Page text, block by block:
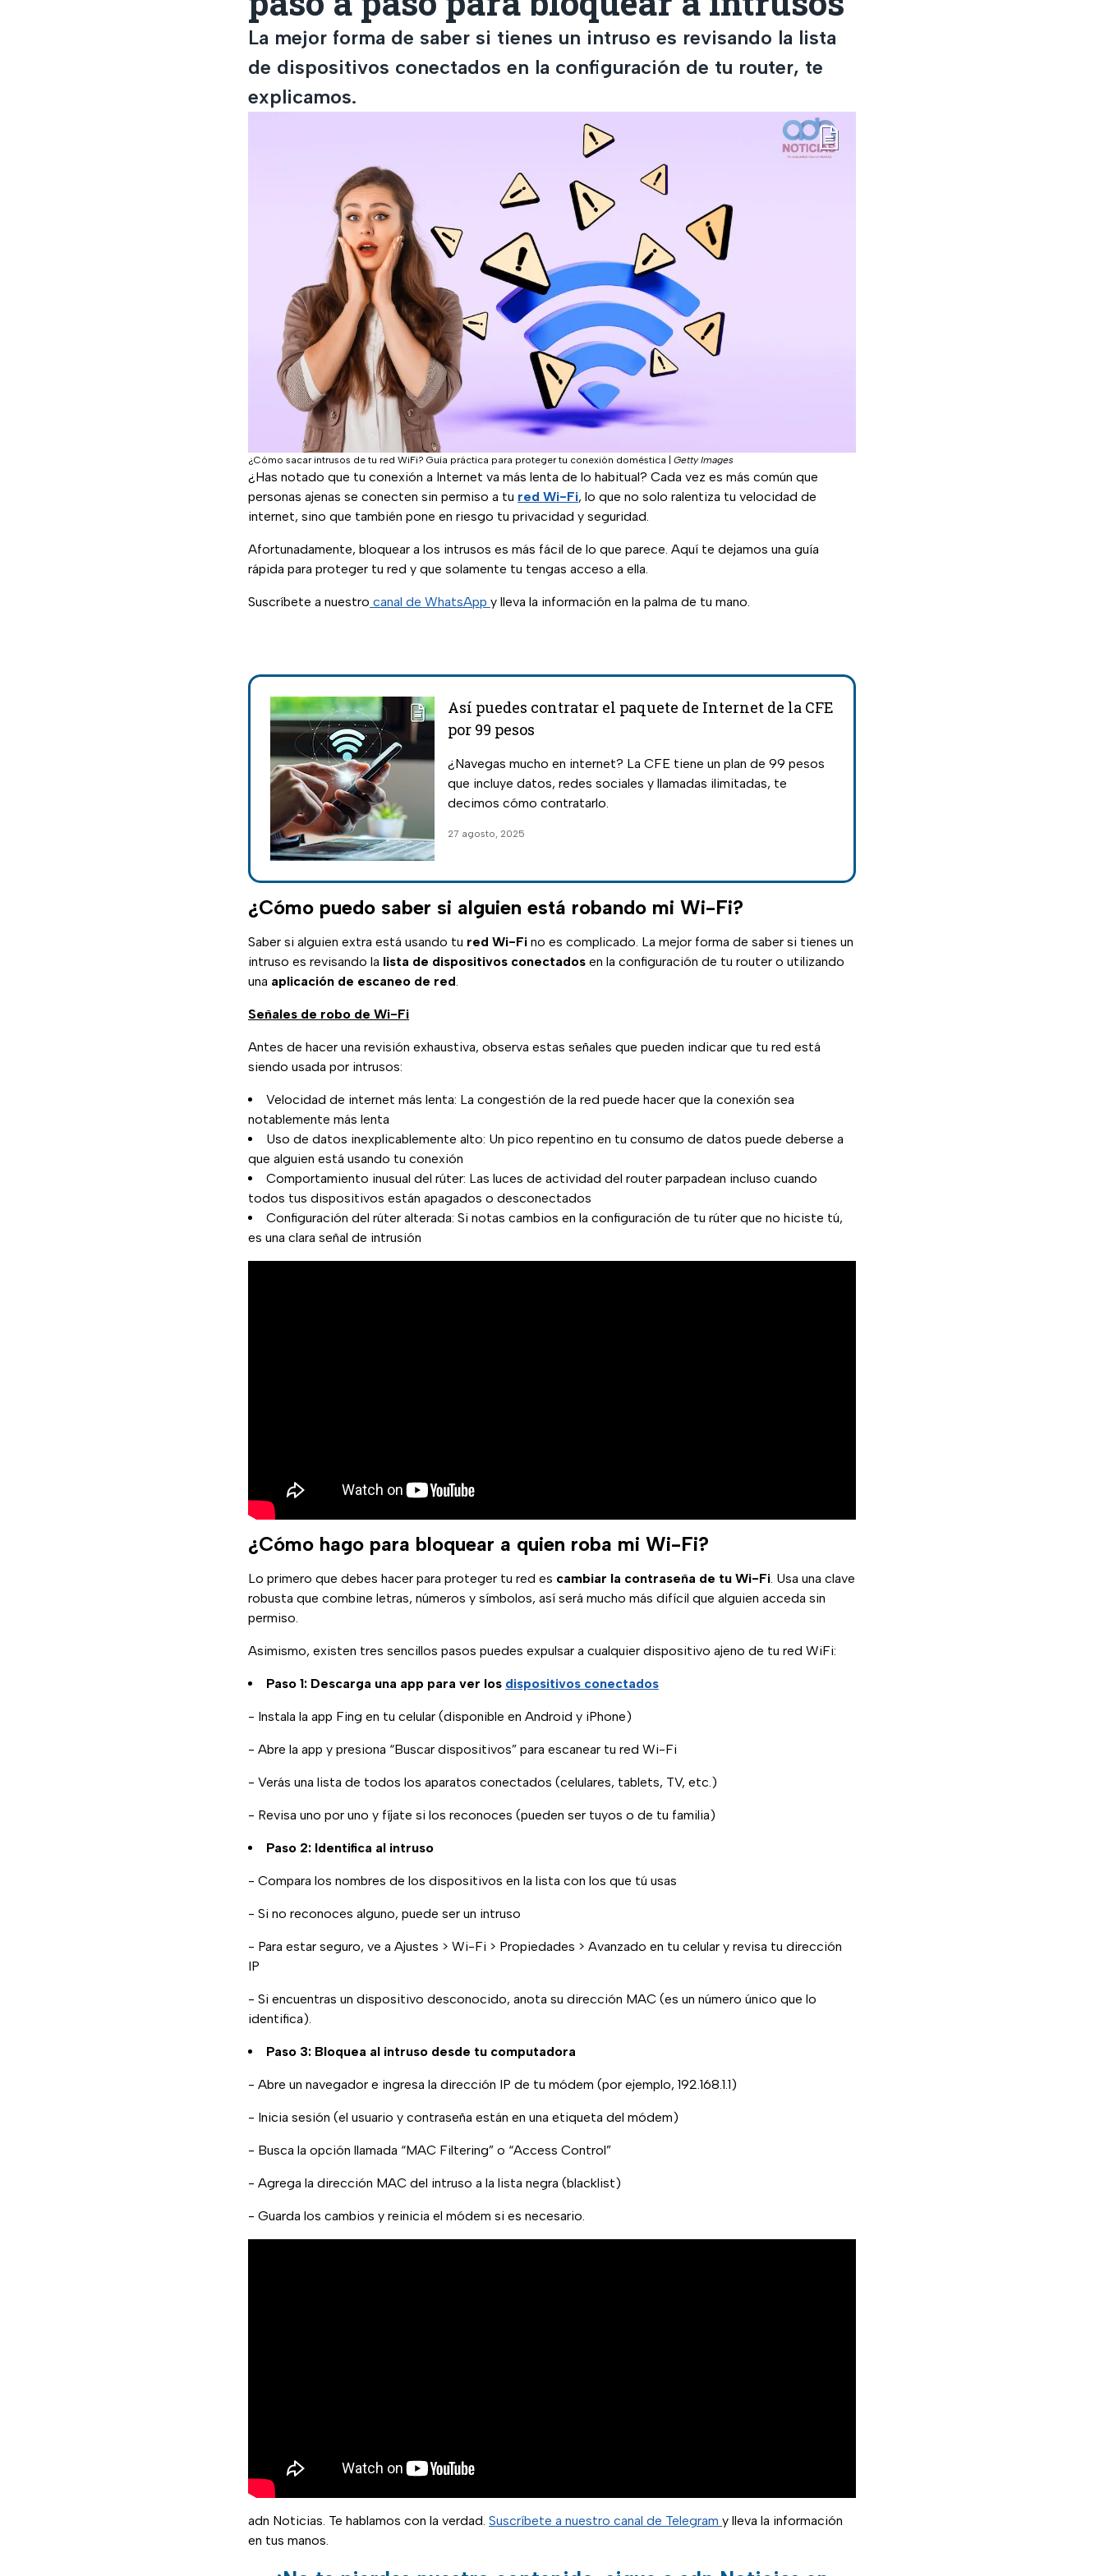
La mejor forma de saber si tienes un intruso es revisando la lista
de dispositivos conectados en la configuración de tu router, te
explicamos.
¿Cómo sacar intrusos de tu red WiFi? Guía práctica para proteger tu conexión doméstica Getty Images
¿Has notado que tu conexión a Internet va más lenta de lo habitual? Cada vez es más común que
personas ajenas se conecten sin permiso a tu red Wi-Fi, lo que no solo ralentiza tu velocidad de
internet, sino que también pone en riesgo tu privacidad y seguridad.
Afortunadamente, bloquear a los intrusos es más fácil de lo que parece. Aquí te dejamos una guía
rápida para proteger tu red y que solamente tu tengas acceso a ella.
Suscríbete a nuestro canal de WhatsApp y lleva la información en la palma de tu mano.
Así puedes contratar el paquete de Internet de la CFE
por 99 pesos
¿Navegas mucho en internet? La CFE tiene un plan de 99 pesos
que incluye datos, redes sociales y llamadas ilimitadas, te
decimos cómo contratarlo.
27 agosto, 2025
¿Cómo puedo saber si alguien está robando mi Wi-Fi?
Saber si alguien extra está usando tu red Wi-Fi no es complicado. La mejor forma de saber si tienes un
intruso es revisando la lista de dispositivos conectados en la configuración de tu router o utilizando
una aplicación de escaneo de red.
Señales de robo de Wi-Fi
Antes de hacer una revisión exhaustiva, observa estas señales que pueden indicar que tu red está
siendo usada por intrusos:
Velocidad de internet más lenta: La congestión de la red puede hacer que la conexión sea
notablemente más lenta
Uso de datos inexplicablemente alto: Un pico repentino en tu consumo de datos puede deberse a
que alguien está usando tu conexión
Comportamiento inusual del rúter: Las luces de actividad del router parpadean incluso cuando
todos tus dispositivos están apagados o desconectados
Configuración del rúter alterada: Si notas cambios en la configuración de tu rúter que no hiciste tú,
es una clara señal de intrusión
¿Cómo hago para bloquear a quien roba mi Wi-Fi?
Lo primero que debes hacer para proteger tu red es cambiar la contraseña de tu Wi-Fi. Usa una clave
robusta que combine letras, números y símbolos, así será mucho más difícil que alguien acceda sin
permiso.
Asimismo, existen tres sencillos pasos puedes expulsar a cualquier dispositivo ajeno de tu red WiFi:
Paso 1: Descarga una app para ver los dispositivos conectados
- Instala la app Fing en tu celular (disponible en Android y iPhone)
- Abre la app y presiona “Buscar dispositivos” para escanear tu red Wi-Fi
- Verás una lista de todos los aparatos conectados (celulares, tablets, TV, etc.)
- Revisa uno por uno y fíjate si los reconoces (pueden ser tuyos o de tu familia)
Paso 2: Identifica al intruso
- Compara los nombres de los dispositivos en la lista con los que tú usas
- Si no reconoces alguno, puede ser un intruso
- Para estar seguro, ve a Ajustes > Wi-Fi > Propiedades > Avanzado en tu celular y revisa tu dirección
IP
- Si encuentras un dispositivo desconocido, anota su dirección MAC (es un número único que lo
identifica).
Paso 3: Bloquea al intruso desde tu computadora
- Abre un navegador e ingresa la dirección IP de tu módem (por ejemplo, 192.168.1.1)
- Inicia sesión (el usuario y contraseña están en una etiqueta del módem)
- Busca la opción llamada “MAC Filtering” o “Access Control”
- Agrega la dirección MAC del intruso a la lista negra (blacklist)
- Guarda los cambios y reinicia el módem si es necesario.
adn Noticias. Te hablamos con la verdad. Suscríbete a nuestro canal de Telegram y lleva la información
en tus manos.